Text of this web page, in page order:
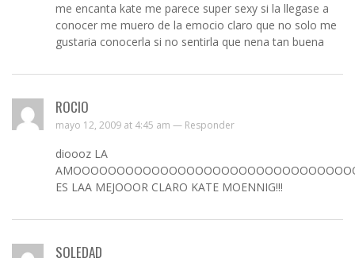
me encanta kate me parece super sexy si la llegase a
conocer me muero de la emocio claro que no solo me
gustaria conocerla si no sentirla que nena tan buena
ROCIO
mayo 12, 2009 at 4:45 am — Responder
dioooz LA
ES LAA MEJOOOR CLARO KATE MOENNIG!!!
SOLEDAD